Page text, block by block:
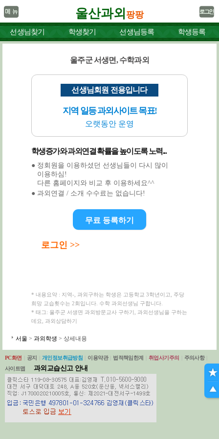
울산과외 팡팡
선생님찾기 학생찾기 선생님등록 학생등록
울주군 서생면, 수학과외
선생님회원 전용입니다
지역 일등 과외사이트 목표!
오랫동안 운영
학생증가와 과외연결 확률을 높이도록 노력...
● 정회원을 이용하셨던 선생님들이 다시 많이
이용하심!
다른 홈페이지와 비교 후 이용하세요^^
● 과외연결 / 소개 수수료는 없습니다!
무료 등록하기
로그인 >>
* 내용요약 : 지역-, 과외구하는 학생은 고등학교 3학년이고, 주당
희망 교습횟수는 2회입니다. 수학 과외선생님 구합니다.
* 태그: 울주군 서생면 과외방문교사 구하기, 과외선생님을 구하는
데요, 과외상담하기
서울 > 과외학생 > 상세내용
PC화면 공지 개인정보취급방침 이용약관 법적책임한계 취업사기주의 주의사항
사이트맵
과외교습신고 안내